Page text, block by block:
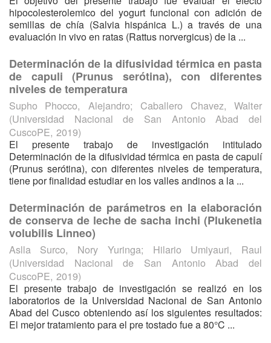
hipocolesterolemico del yogurt funcional con adición de
semillas de chía (Salvia hispánica L.) a través de una
evaluación in vivo en ratas (Rattus norvergicus) de la ...
Determinación de la difusividad térmica en pasta
de capuli (Prunus serótina), con diferentes
niveles de temperatura
Supho Phocco, Alejandro; Caballero Chavez, Walter
(Universidad Nacional de San Antonio Abad del
CuscoPE, 2019)
El presente trabajo de investigación intitulado
Determinación de la difusividad térmica en pasta de capulí
(Prunus serótina), con diferentes niveles de temperatura,
tiene por finalidad estudiar en los valles andinos a la ...
Determinación de parámetros en la elaboración
de conserva de leche de sacha inchi (Plukenetia
volubilis Linneo)
Aslla Surco, Nory Yuringa; Hilario Umiyauri, Raul
(Universidad Nacional de San Antonio Abad del
CuscoPE, 2019)
El presente trabajo de investigación se realizó en los
laboratorios de la Universidad Nacional de San Antonio
Abad del Cusco obteniendo así los siguientes resultados:
El mejor tratamiento para el pre tostado fue a 80°C ...